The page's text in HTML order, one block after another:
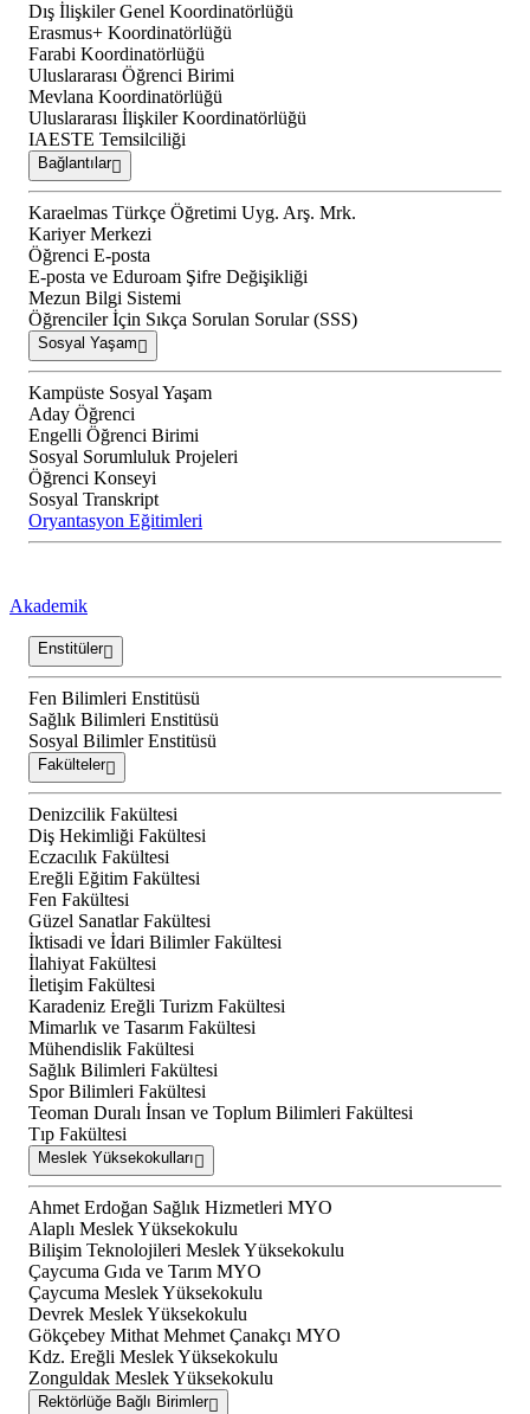
Dış İlişkiler Genel Koordinatörlüğü
Erasmus+ Koordinatörlüğü
Farabi Koordinatörlüğü
Uluslararası Öğrenci Birimi
Mevlana Koordinatörlüğü
Uluslararası İlişkiler Koordinatörlüğü
IAESTE Temsilciliği
Bağlantılar
Karaelmas Türkçe Öğretimi Uyg. Arş. Mrk.
Kariyer Merkezi
Öğrenci E-posta
E-posta ve Eduroam Şifre Değişikliği
Mezun Bilgi Sistemi
Öğrenciler İçin Sıkça Sorulan Sorular (SSS)
Sosyal Yaşam
Kampüste Sosyal Yaşam
Aday Öğrenci
Engelli Öğrenci Birimi
Sosyal Sorumluluk Projeleri
Öğrenci Konseyi
Sosyal Transkript
Oryantasyon Eğitimleri
Akademik
Enstitüler
Fen Bilimleri Enstitüsü
Sağlık Bilimleri Enstitüsü
Sosyal Bilimler Enstitüsü
Fakülteler
Denizcilik Fakültesi
Diş Hekimliği Fakültesi
Eczacılık Fakültesi
Ereğli Eğitim Fakültesi
Fen Fakültesi
Güzel Sanatlar Fakültesi
İktisadi ve İdari Bilimler Fakültesi
İlahiyat Fakültesi
İletişim Fakültesi
Karadeniz Ereğli Turizm Fakültesi
Mimarlık ve Tasarım Fakültesi
Mühendislik Fakültesi
Sağlık Bilimleri Fakültesi
Spor Bilimleri Fakültesi
Teoman Duralı İnsan ve Toplum Bilimleri Fakültesi
Tıp Fakültesi
Meslek Yüksekokulları
Ahmet Erdoğan Sağlık Hizmetleri MYO
Alaplı Meslek Yüksekokulu
Bilişim Teknolojileri Meslek Yüksekokulu
Çaycuma Gıda ve Tarım MYO
Çaycuma Meslek Yüksekokulu
Devrek Meslek Yüksekokulu
Gökçebey Mithat Mehmet Çanakçı MYO
Kdz. Ereğli Meslek Yüksekokulu
Zonguldak Meslek Yüksekokulu
Rektörlüğe Bağlı Birimler